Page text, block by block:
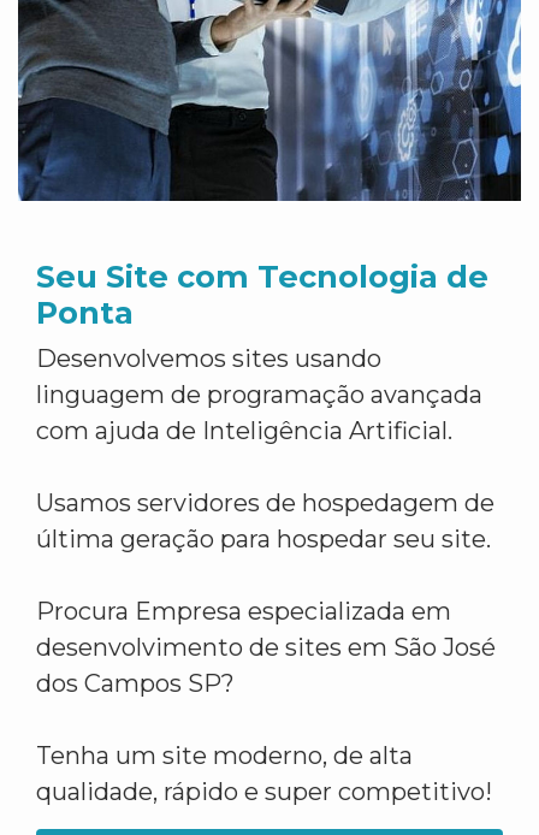
Seu Site com Tecnologia de
Ponta
Desenvolvemos sites usando
linguagem de programação avançada
com ajuda de Inteligência Artificial.
Usamos servidores de hospedagem de
última geração para hospedar seu site.
Procura Empresa especializada em
desenvolvimento de sites em São José
dos Campos SP?
Tenha um site moderno, de alta
qualidade, rápido e super competitivo!